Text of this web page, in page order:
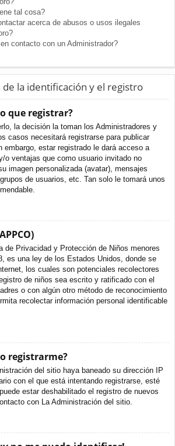
tal cosa?
acerca de abusos o usos ilegales
contacto con un Administrador?
de la identificación y el registro
que registrar?
la decisión la toman los Administradores y
casos necesitará registrarse para publicar
embargo, estar registrado le dará acceso a
o ventajas que como usuario invitado no
imagen personalizada (avatar), mensajes
de usuarios, etc. Tan solo le tomará unos
de Privacidad y Protección de Niños menores
es una ley de los Estados Unidos, donde se
los cuales son potenciales recolectores
de niños sea escrito y ratificado con el
o con algún otro método de reconocimiento
recolectar información personal identificable
registrarme?
del sitio haya baneado su dirección IP
con el que está intentando registrarse, esté
estar deshabilitado el registro de nuevos
con La Administración del sitio.